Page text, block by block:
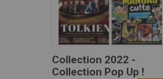
Collection 2022 -
Collection Pop Up !